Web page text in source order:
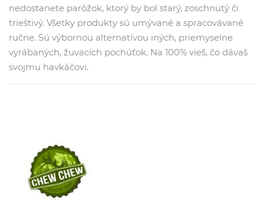
nedostanete parôžok, ktorý by bol starý, zoschnutý či
trieštivý. Všetky produkty sú umývané a spracovávané
ručne. Sú výbornou alternatívou iných, priemyselne
vyrábaných, žuvacích pochúťok. Na 100% vieš, čo dávaš
svojmu havkáčovi.